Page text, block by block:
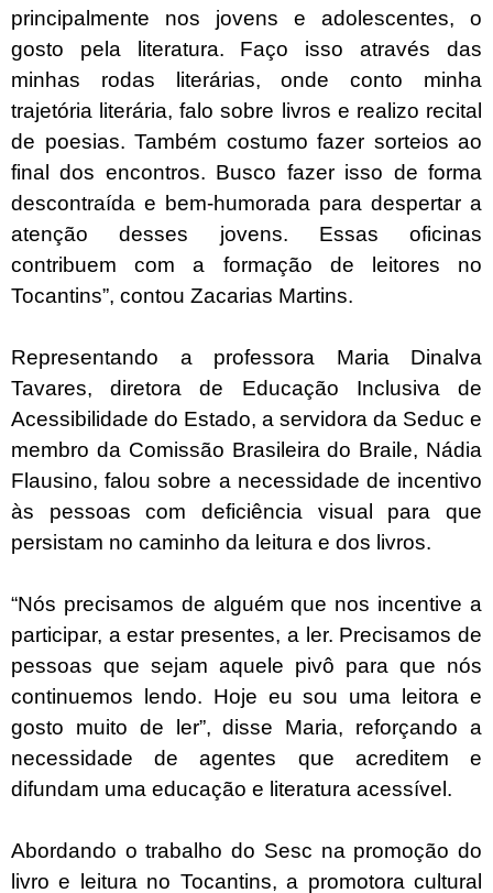
principalmente nos jovens e adolescentes, o
gosto pela literatura. Faço isso através das
minhas rodas literárias, onde conto minha
trajetória literária, falo sobre livros e realizo recital
de poesias. Também costumo fazer sorteios ao
final dos encontros. Busco fazer isso de forma
descontraída e bem-humorada para despertar a
atenção desses jovens. Essas oficinas
contribuem com a formação de leitores no
Tocantins”, contou Zacarias Martins.
Representando a professora Maria Dinalva
Tavares, diretora de Educação Inclusiva de
Acessibilidade do Estado, a servidora da Seduc e
membro da Comissão Brasileira do Braile, Nádia
Flausino, falou sobre a necessidade de incentivo
às pessoas com deficiência visual para que
persistam no caminho da leitura e dos livros.
“Nós precisamos de alguém que nos incentive a
participar, a estar presentes, a ler. Precisamos de
pessoas que sejam aquele pivô para que nós
continuemos lendo. Hoje eu sou uma leitora e
gosto muito de ler”, disse Maria, reforçando a
necessidade de agentes que acreditem e
difundam uma educação e literatura acessível.
Abordando o trabalho do Sesc na promoção do
livro e leitura no Tocantins, a promotora cultural